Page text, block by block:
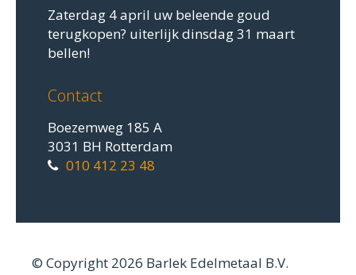
Zaterdag 4 april uw beleende goud
terugkopen? uiterlijk dinsdag 31 maart
bellen!
Contact
Boezemweg 185 A
3031 BH Rotterdam
010 412 23 48
© Copyright 2026 Barlek Edelmetaal B.V.